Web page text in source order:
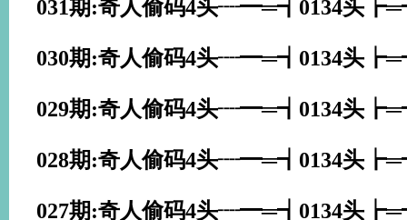
031期:奇人偷码4头┈━═┪0134头
030期:奇人偷码4头┈━═┪0134头
029期:奇人偷码4头┈━═┪0134头
028期:奇人偷码4头┈━═┪0134头
027期:奇人偷码4头┈━═┪0134头